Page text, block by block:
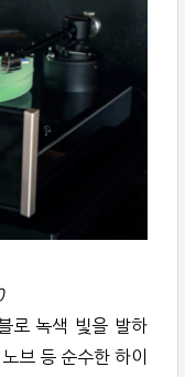
로 녹색 빛을 발하
브 등 순수한 하이